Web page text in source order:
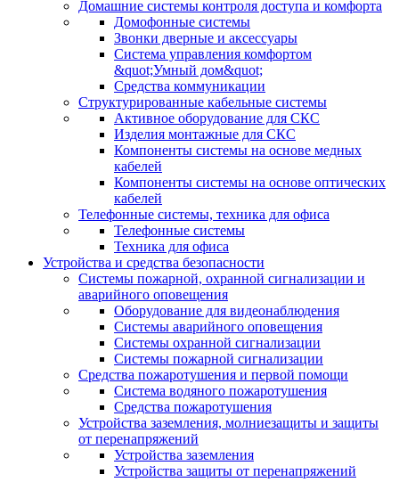
Домашние системы контроля доступа и комфорта
Домофонные системы
Звонки дверные и аксессуары
Система управления комфортом
&quot;Умный дом&quot;
Средства коммуникации
Структурированные кабельные системы
Активное оборудование для СКС
Изделия монтажные для СКС
Компоненты системы на основе медных
кабелей
Компоненты системы на основе оптических
кабелей
Телефонные системы, техника для офиса
Телефонные системы
Техника для офиса
Устройства и средства безопасности
Системы пожарной, охранной сигнализации и
аварийного оповещения
Оборудование для видеонаблюдения
Системы аварийного оповещения
Системы охранной сигнализации
Системы пожарной сигнализации
Средства пожаротушения и первой помощи
Система водяного пожаротушения
Средства пожаротушения
Устройства заземления, молниезащиты и защиты
от перенапряжений
Устройства заземления
Устройства защиты от перенапряжений